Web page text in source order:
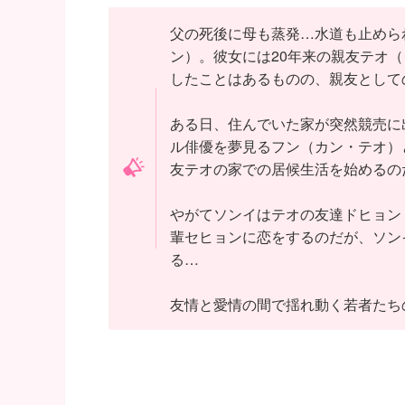
父の死後に母も蒸発…水道も止め
ン）。彼女には20年来の親友テオ
したことはあるものの、親友とし
ある日、住んでいた家が突然競売
ル俳優を夢見るフン（カン・テオ
友テオの家での居候生活を始める
やがてソンイはテオの友達ドヒョ
輩セヒョンに恋をするのだが、ソ
る…
友情と愛情の間で揺れ動く若者た